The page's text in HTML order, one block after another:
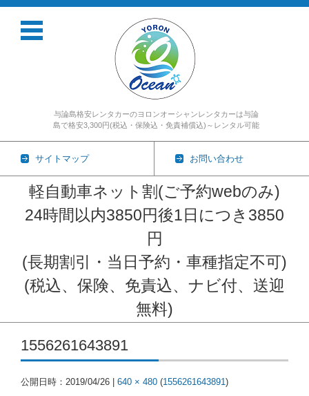
与論島格安レンタカーのヨロンオーシャンレンタカーは与論
島で格安3,300円(税込・保険込・免責補償込)～レンタル可能
サイトマップ お問い合わせ
軽自動車ネット割(ご予約webのみ)
24時間以内3850円後1日につき3850
円
(長期割引・当日予約・車種指定不可)
(税込、保険、免責込、ナビ付、送迎
無料)
コンテンツに移動
1556261643891
公開日時： 2019/04/26 640 × 480 (1556261643891)